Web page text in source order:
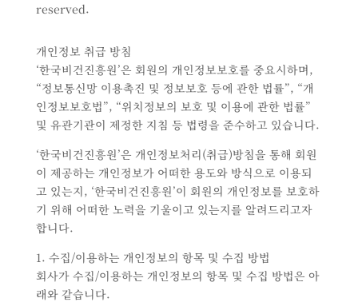
reserved.
개인정보 취급 방침
‘한국비건진흥원’은 회원의 개인정보보호를 중요시하며,
“정보통신망 이용촉진 및 정보보호 등에 관한 법률”, “개
인정보보호법”, “위치정보의 보호 및 이용에 관한 법률”
및 유관기관이 제정한 지침 등 법령을 준수하고 있습니다.
‘한국비건진흥원’은 개인정보처리(취급)방침을 통해 회원
이 제공하는 개인정보가 어떠한 용도와 방식으로 이용되
고 있는지, ‘한국비건진흥원’이 회원의 개인정보를 보호하
기 위해 어떠한 노력을 기울이고 있는지를 알려드리고자
합니다.
1. 수집/이용하는 개인정보의 항목 및 수집 방법
회사가 수집/이용하는 개인정보의 항목 및 수집 방법은 아
래와 같습니다.